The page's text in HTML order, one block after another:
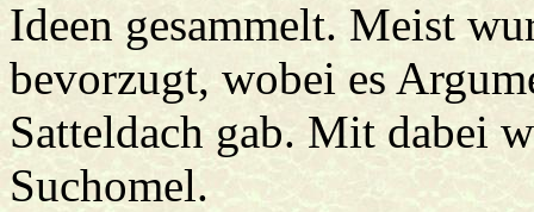
Ideen gesammelt. Meist
bevorzugt, wobei es
Satteldach gab. Mit dabei
Suchomel.